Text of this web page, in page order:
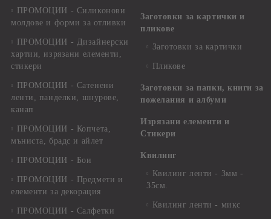
ПРОМОЦИИ - Силиконови
молдове и форми за отливки
ПРОМОЦИИ - Дизайнерски
хартии, изрязани елементи,
стикери
ПРОМОЦИИ - Сатенени
ленти, панделки, шнурове,
канап
ПРОМОЦИИ - Копчета,
мъниста, брадс и айлет
ПРОМОЦИИ - Бои
ПРОМОЦИИ - Предмети и
елементи за декорация
ПРОМОЦИИ - Салфетки
Заготовки за картички и
пликове
Заготовки за картички
Пликове
Заготовки за папки, книги за
пожелания и албуми
Изрязани елементи и
Стикери
Квилинг
Квилинг ленти - 3мм -
35см.
Квилинг ленти - микс